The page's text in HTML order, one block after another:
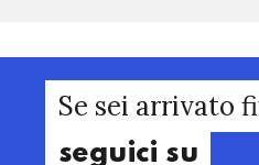
Se sei arrivato
seguici su